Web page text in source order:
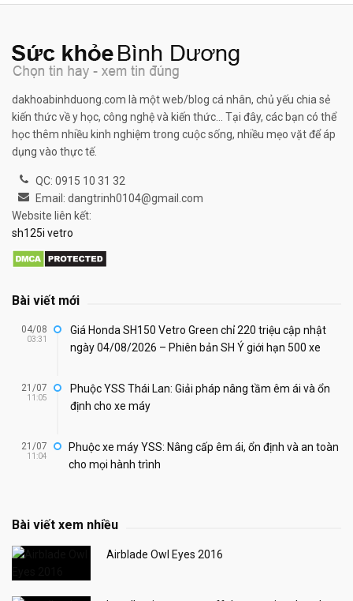
dakhoabinhduong.com là một web/blog cá nhân, chủ yếu chia sẻ
kiến thức về y học, công nghệ và kiến thức... Tại đây, các bạn có thể
học thêm nhiều kinh nghiệm trong cuộc sống, nhiều mẹo vặt để áp
dụng vào thực tế.
QC: 0915 10 31 32
Email: dangtrinh0104@gmail.com
Website liên kết:
sh125i vetro
Bài viết mới
04/08
03:31
Giá Honda SH150 Vetro Green chỉ 220 triệu cập nhật
ngày 04/08/2026 – Phiên bản SH Ý giới hạn 500 xe
21/07
11:05
Phuộc YSS Thái Lan: Giải pháp nâng tầm êm ái và ổn
định cho xe máy
21/07
11:04
Phuộc xe máy YSS: Nâng cấp êm ái, ổn định và an toàn
cho mọi hành trình
Bài viết xem nhiều
Airblade Owl Eyes 2016